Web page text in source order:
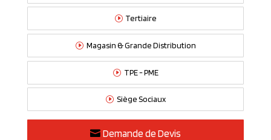
Tertiaire
Magasin & Grande Distribution
TPE - PME
Siège Sociaux
Demande de Devis